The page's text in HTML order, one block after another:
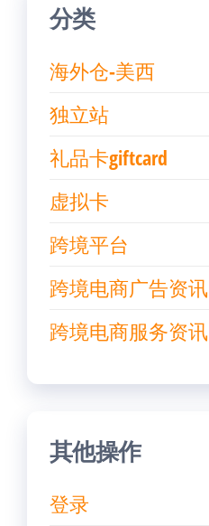
分类
海外仓-美西
独立站
礼品卡giftcard
虚拟卡
跨境平台
跨境电商广告资讯
跨境电商服务资讯
其他操作
登录